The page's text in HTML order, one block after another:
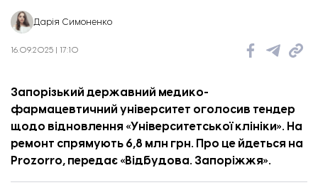
Колонки
Про нас
Редакційна політика
Дарія Симоненко
16.09.2025 | 17:10
Запорізький державний медико-
фармацевтичний університет оголосив тендер
щодо відновлення «Університетської клініки». На
ремонт спрямують 6,8 млн грн. Про це йдеться на
Prozorro, передає «Відбудова. Запоріжжя».